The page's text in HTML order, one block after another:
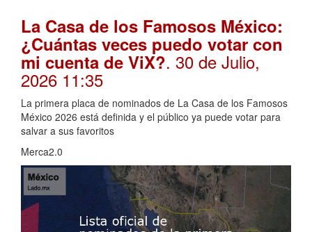
La Casa de los Famosos México:
¿Cuántas veces puedo votar con
mi cuenta de ViX?. 30 de Julio,
2026 11:35
La primera placa de nominados de La Casa de los Famosos
México 2026 está definida y el público ya puede votar para
salvar a sus favoritos
Merca2.0